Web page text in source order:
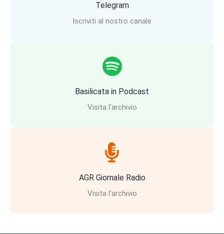
Telegram
Iscriviti al nostro canale
Basilicata in Podcast
Visita l'archivio
AGR Giornale Radio
Visita l'archivio